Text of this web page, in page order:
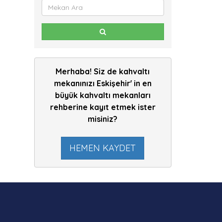
Merhaba! Siz de kahvaltı
mekanınızı Eskişehir' in en
büyük kahvaltı mekanları
rehberine kayıt etmek ister
misiniz?
HEMEN KAYDET